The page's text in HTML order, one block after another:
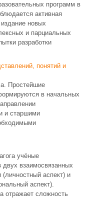
программ в
активная
новых
и парциальных
разработки
понятий и
Простейшие
в начальных
и старшими
учёные
взаимосвязанных
аспект) и
аспект).
отражает сложность